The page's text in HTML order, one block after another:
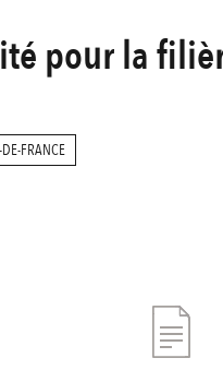
pour la
DE-FRANCE